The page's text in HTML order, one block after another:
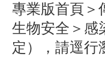
專業版首頁＞
生物安全＞感
定），請逕行